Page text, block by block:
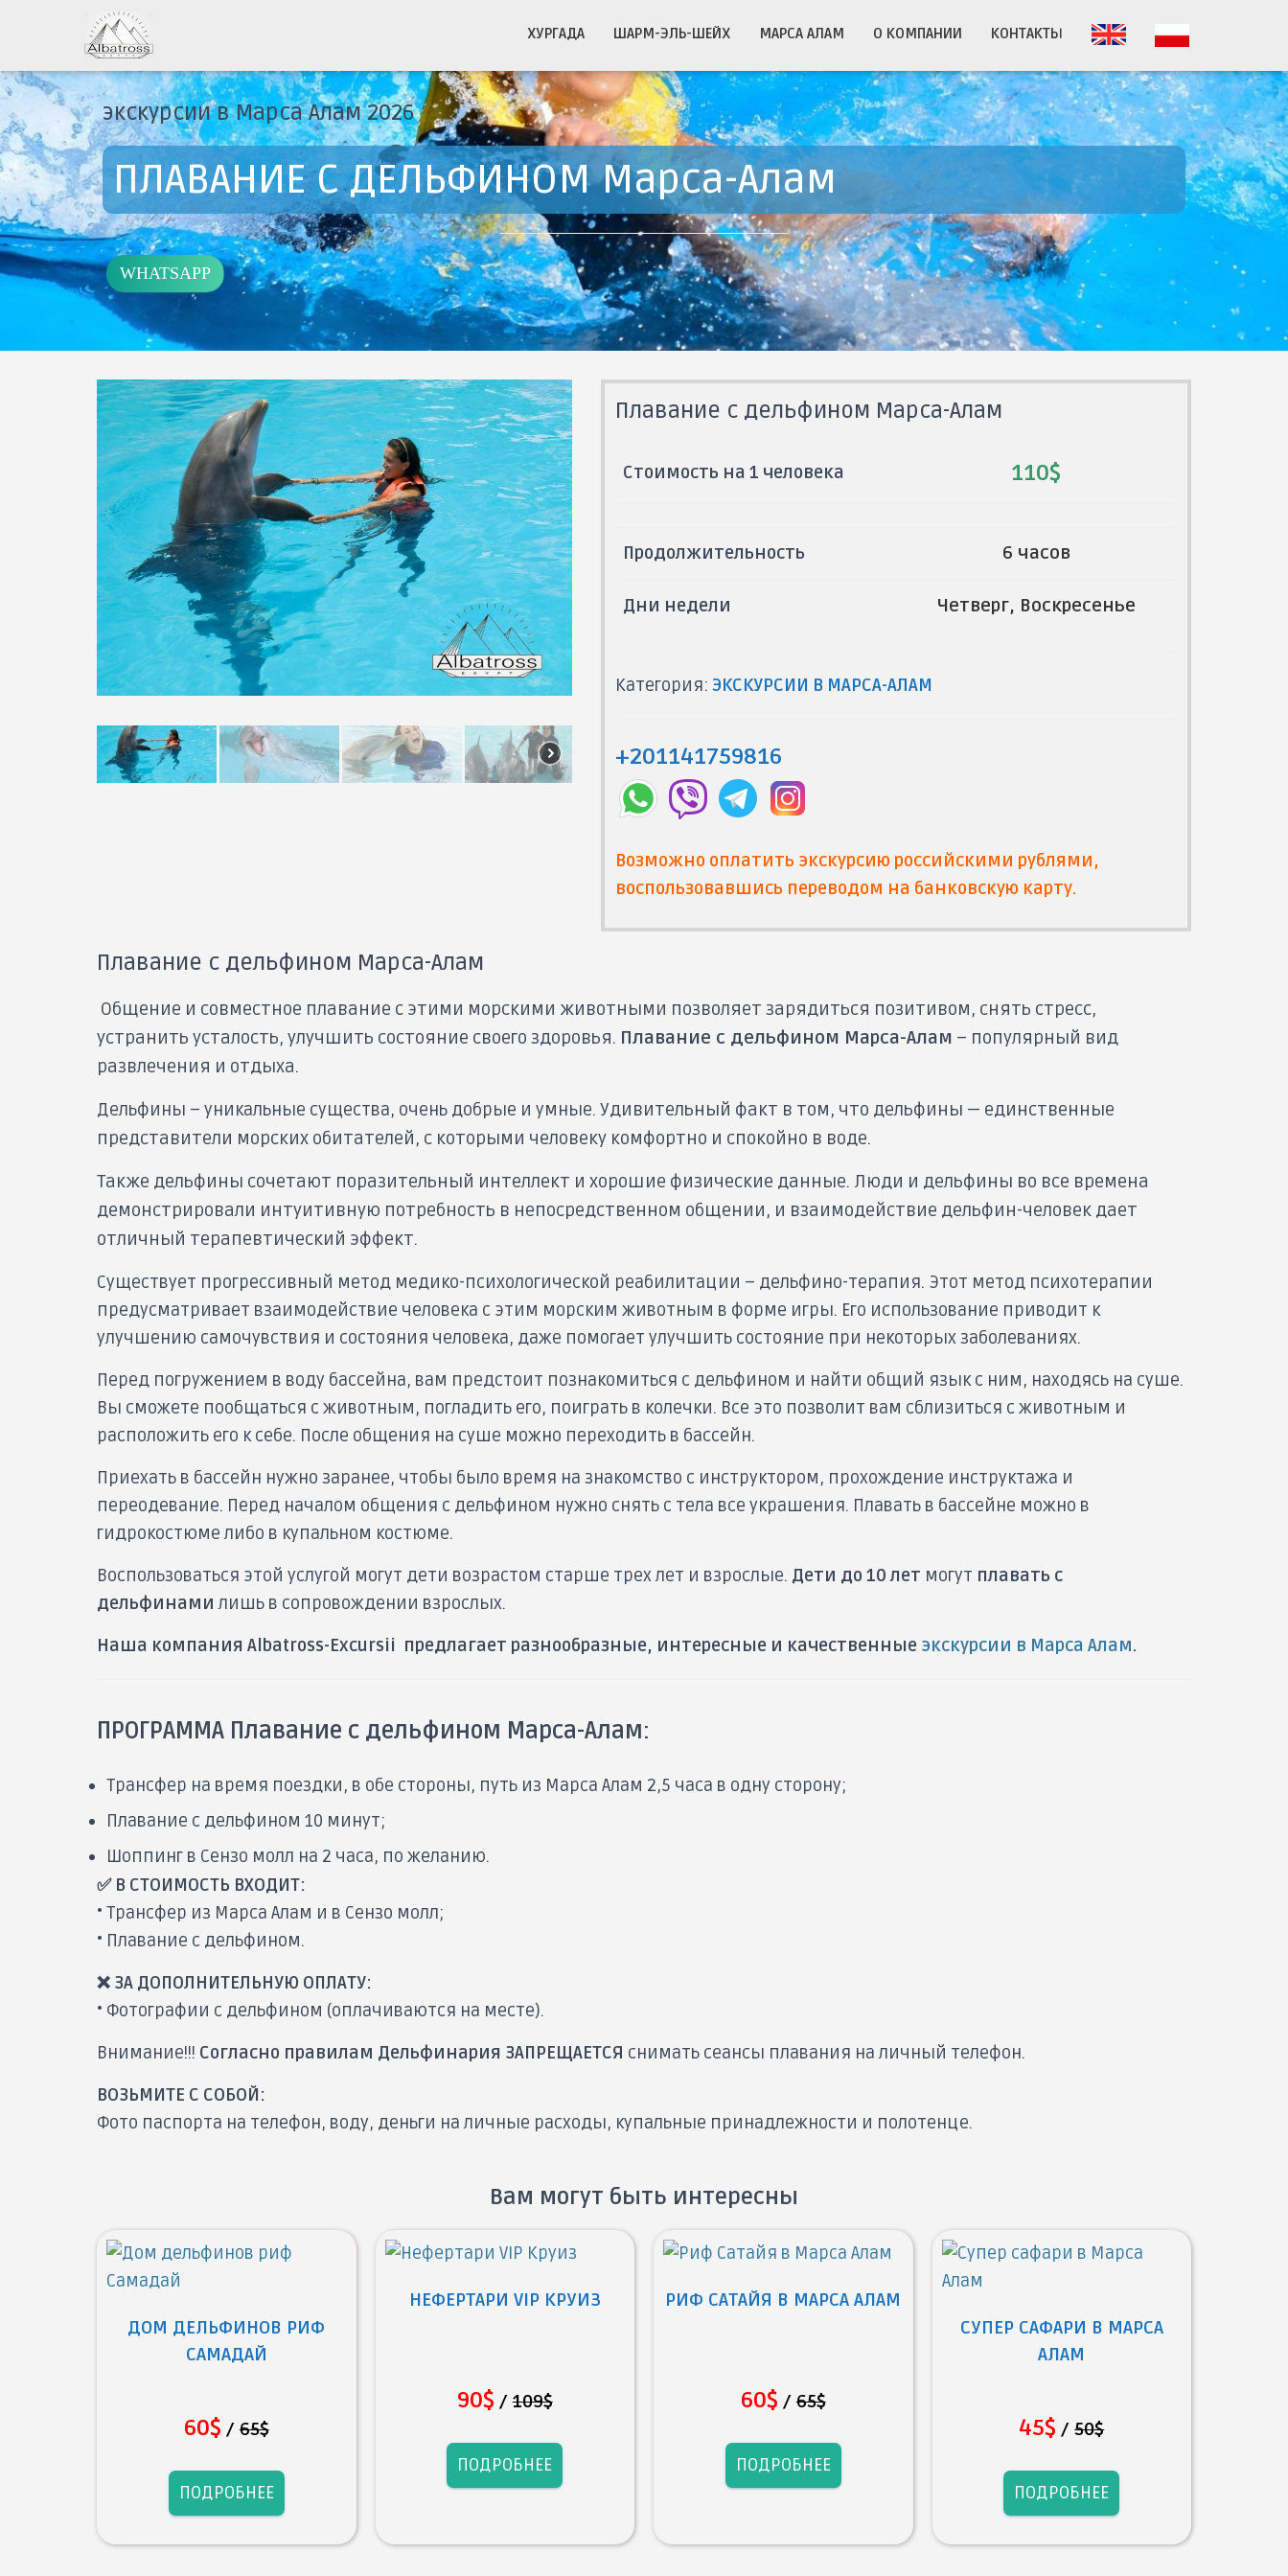
ХУРГАДА ШАРМ-ЭЛЬ-ШЕЙХ МАРСА АЛАМ О КОМПАНИИ КОНТАКТЫ
экскурсии в Марса Алам 2026
ПЛАВАНИЕ С ДЕЛЬФИНОМ Марса-Алам
WHATSAPP
Плавание с дельфином Марса-Алам
Стоимость на 1 человека 110$
Продолжительность 6 часов
Дни недели Четверг, Воскресенье
Категория: ЭКСКУРСИИ В МАРСА-АЛАМ
+201141759816
Возможно оплатить экскурсию российскими рублями,
воспользовавшись переводом на банковскую карту.
Плавание с дельфином Марса-Алам
Общение и совместное плавание с этими морскими животными позволяет зарядиться позитивом, снять стресс,
устранить усталость, улучшить состояние своего здоровья. Плавание с дельфином Марса-Алам – популярный вид
развлечения и отдыха.
Дельфины – уникальные существа, очень добрые и умные. Удивительный факт в том, что дельфины — единственные
представители морских обитателей, с которыми человеку комфортно и спокойно в воде.
Также дельфины сочетают поразительный интеллект и хорошие физические данные. Люди и дельфины во все времена
демонстрировали интуитивную потребность в непосредственном общении, и взаимодействие дельфин-человек дает
отличный терапевтический эффект.
Существует прогрессивный метод медико-психологической реабилитации – дельфино-терапия. Этот метод психотерапии
предусматривает взаимодействие человека с этим морским животным в форме игры. Его использование приводит к
улучшению самочувствия и состояния человека, даже помогает улучшить состояние при некоторых заболеваниях.
Перед погружением в воду бассейна, вам предстоит познакомиться с дельфином и найти общий язык с ним, находясь на суше.
Вы сможете пообщаться с животным, погладить его, поиграть в колечки. Все это позволит вам сблизиться с животным и
расположить его к себе. После общения на суше можно переходить в бассейн.
Приехать в бассейн нужно заранее, чтобы было время на знакомство с инструктором, прохождение инструктажа и
переодевание. Перед началом общения с дельфином нужно снять с тела все украшения. Плавать в бассейне можно в
гидрокостюме либо в купальном костюме.
Воспользоваться этой услугой могут дети возрастом старше трех лет и взрослые. Дети до 10 лет могут плавать с
дельфинами лишь в сопровождении взрослых.
Наша компания Albatross-Excursii предлагает разнообразные, интересные и качественные экскурсии в Марса Алам.
ПРОГРАММА Плавание с дельфином Марса-Алам:
Трансфер на время поездки, в обе стороны, путь из Марса Алам 2,5 часа в одну сторону;
Плавание с дельфином 10 минут;
Шоппинг в Сензо молл на 2 часа, по желанию.
✅ В СТОИМОСТЬ ВХОДИТ:
• Трансфер из Марса Алам и в Сензо молл;
• Плавание с дельфином.
❌ ЗА ДОПОЛНИТЕЛЬНУЮ ОПЛАТУ:
• Фотографии с дельфином (оплачиваются на месте).
Внимание!!! Согласно правилам Дельфинария ЗАПРЕЩАЕТСЯ снимать сеансы плавания на личный телефон.
ВОЗЬМИТЕ С СОБОЙ:
Фото паспорта на телефон, воду, деньги на личные расходы, купальные принадлежности и полотенце.
Вам могут быть интересны
ДОМ ДЕЛЬФИНОВ РИФ
САМАДАЙ
60$ /65$
ПОДРОБНЕЕ
НЕФЕРТАРИ VIP КРУИЗ
90$ /109$
ПОДРОБНЕЕ
РИФ САТАЙЯ В МАРСА АЛАМ
60$ /65$
ПОДРОБНЕЕ
СУПЕР САФАРИ В МАРСА
АЛАМ
45$ /50$
ПОДРОБНЕЕ